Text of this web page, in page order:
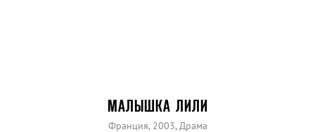
МАЛЫШКА ЛИЛИ
Франция, 2003, Драма